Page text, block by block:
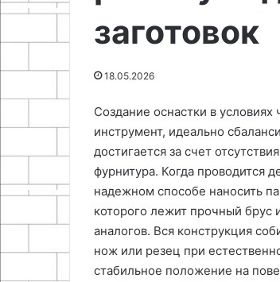
заготовок
18.05.2026
Создание оснастки в
инструмент, идеально
достигается за счет
фурнитура. Когда проводится
надежном способе наносить
которого лежит прочный брус
аналогов. Вся конструкция
нож или резец при
стабильное положение на
01.05.2026
Подбор материалов для
самодельного приспособления